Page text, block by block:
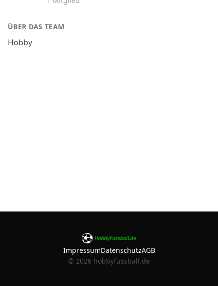
ÜBER DAS TEAM
Hobby
ImpressumDatenschutzAGB
© 2026 hobbyfussball.de